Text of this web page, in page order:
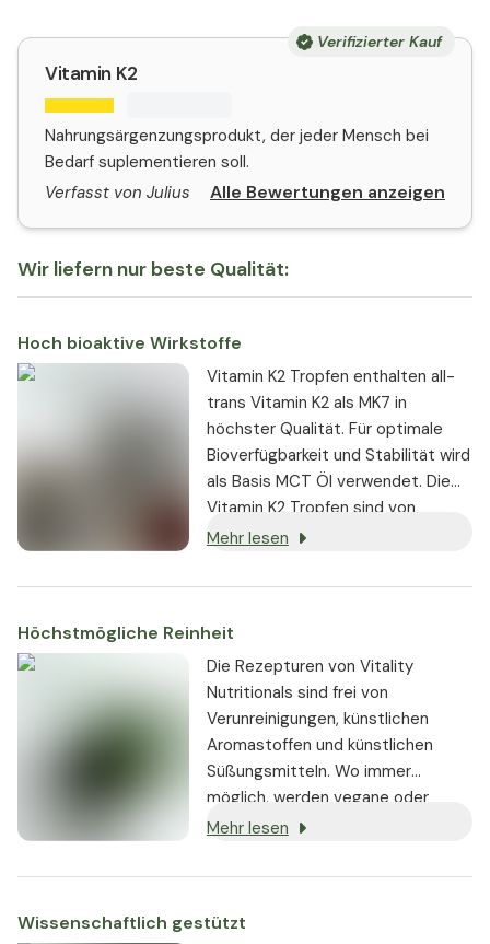
Verifizierter Kauf
Vitamin K2
Nahrungsärgenzungsprodukt, der jeder Mensch bei
Bedarf suplementieren soll.
Verfasst von Julius
Alle Bewertungen anzeigen
Wir liefern nur beste Qualität:
Hoch bioaktive Wirkstoffe
Vitamin K2 Tropfen enthalten all-
trans Vitamin K2 als MK7 in
höchster Qualität. Für optimale
Bioverfügbarkeit und Stabilität wird
als Basis MCT Öl verwendet. Die
Vitamin K2 Tropfen sind von
höchster Reinheit und frei von
Mehr lesen
Höchstmögliche Reinheit
Die Rezepturen von Vitality
Nutritionals sind frei von
Verunreinigungen, künstlichen
Aromastoffen und künstlichen
Süßungsmitteln. Wo immer
möglich, werden vegane oder
vegetarische Zutaten verwendet,
gentechnikfrei.
Mehr lesen
Wissenschaftlich gestützt